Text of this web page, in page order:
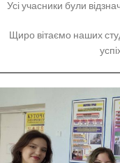
Усі учасники були
Щиро вітаємо наших